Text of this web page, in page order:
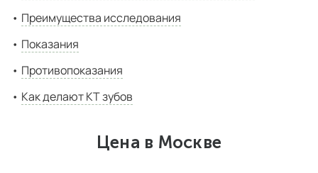
Преимущества исследования
Показания
Противопоказания
Как делают КТ зубов
Цена в Москве